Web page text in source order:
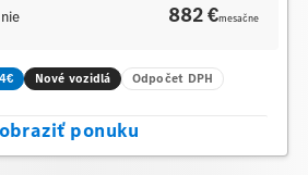
882 €mesačne
Nové vozidlá Odpočet DPH
ponuku